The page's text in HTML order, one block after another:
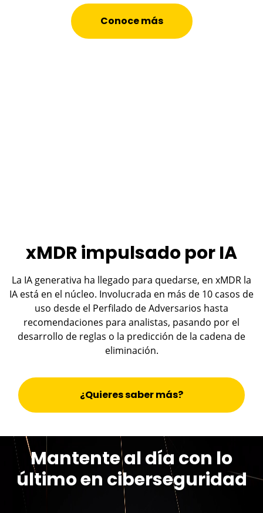
Conoce más
xMDR impulsado por IA
La IA generativa ha llegado para quedarse, en xMDR la
IA está en el núcleo. Involucrada en más de 10 casos de
uso desde el Perfilado de Adversarios hasta
recomendaciones para analistas, pasando por el
desarrollo de reglas o la predicción de la cadena de
eliminación.
¿Quieres saber más?
Mantente al día con lo
último en ciberseguridad